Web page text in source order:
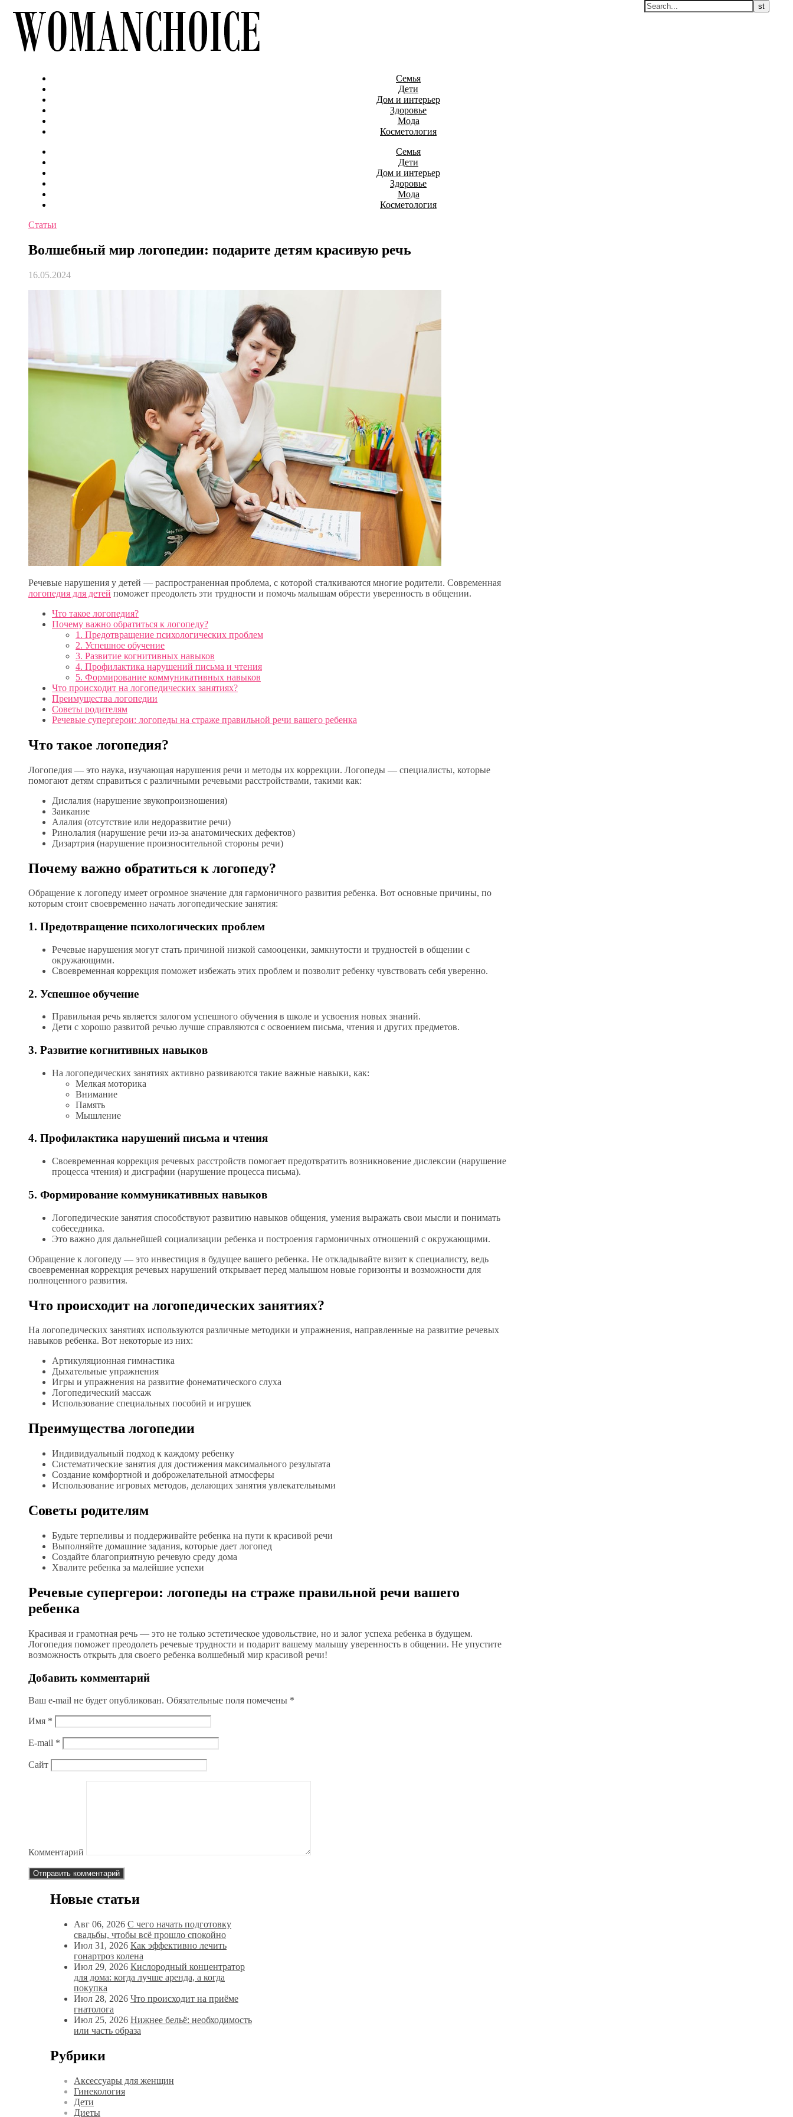
Семья
Дети
Дом и интерьер
Здоровье
Мода
Косметология
Семья
Дети
Дом и интерьер
Здоровье
Мода
Косметология
Статьи
Волшебный мир логопедии: подарите детям красивую речь
16.05.2024
Речевые нарушения у детей — распространенная проблема, с которой сталкиваются многие родители. Современная
логопедия для детей поможет преодолеть эти трудности и помочь малышам обрести уверенность в общении.
Что такое логопедия?
Почему важно обратиться к логопеду?
1. Предотвращение психологических проблем
2. Успешное обучение
3. Развитие когнитивных навыков
4. Профилактика нарушений письма и чтения
5. Формирование коммуникативных навыков
Что происходит на логопедических занятиях?
Преимущества логопедии
Советы родителям
Речевые супергерои: логопеды на страже правильной речи вашего ребенка
Что такое логопедия?
Логопедия — это наука, изучающая нарушения речи и методы их коррекции. Логопеды — специалисты, которые
помогают детям справиться с различными речевыми расстройствами, такими как:
Дислалия (нарушение звукопроизношения)
Заикание
Алалия (отсутствие или недоразвитие речи)
Ринолалия (нарушение речи из-за анатомических дефектов)
Дизартрия (нарушение произносительной стороны речи)
Почему важно обратиться к логопеду?
Обращение к логопеду имеет огромное значение для гармоничного развития ребенка. Вот основные причины, по
которым стоит своевременно начать логопедические занятия:
1. Предотвращение психологических проблем
Речевые нарушения могут стать причиной низкой самооценки, замкнутости и трудностей в общении с
окружающими.
Своевременная коррекция поможет избежать этих проблем и позволит ребенку чувствовать себя уверенно.
2. Успешное обучение
Правильная речь является залогом успешного обучения в школе и усвоения новых знаний.
Дети с хорошо развитой речью лучше справляются с освоением письма, чтения и других предметов.
3. Развитие когнитивных навыков
На логопедических занятиях активно развиваются такие важные навыки, как:
Мелкая моторика
Внимание
Память
Мышление
4. Профилактика нарушений письма и чтения
Своевременная коррекция речевых расстройств помогает предотвратить возникновение дислексии (нарушение
процесса чтения) и дисграфии (нарушение процесса письма).
5. Формирование коммуникативных навыков
Логопедические занятия способствуют развитию навыков общения, умения выражать свои мысли и понимать
собеседника.
Это важно для дальнейшей социализации ребенка и построения гармоничных отношений с окружающими.
Обращение к логопеду — это инвестиция в будущее вашего ребенка. Не откладывайте визит к специалисту, ведь
своевременная коррекция речевых нарушений открывает перед малышом новые горизонты и возможности для
полноценного развития.
Что происходит на логопедических занятиях?
На логопедических занятиях используются различные методики и упражнения, направленные на развитие речевых
навыков ребенка. Вот некоторые из них:
Артикуляционная гимнастика
Дыхательные упражнения
Игры и упражнения на развитие фонематического слуха
Логопедический массаж
Использование специальных пособий и игрушек
Преимущества логопедии
Индивидуальный подход к каждому ребенку
Систематические занятия для достижения максимального результата
Создание комфортной и доброжелательной атмосферы
Использование игровых методов, делающих занятия увлекательными
Советы родителям
Будьте терпеливы и поддерживайте ребенка на пути к красивой речи
Выполняйте домашние задания, которые дает логопед
Создайте благоприятную речевую среду дома
Хвалите ребенка за малейшие успехи
Речевые супергерои: логопеды на страже правильной речи вашего
ребенка
Красивая и грамотная речь — это не только эстетическое удовольствие, но и залог успеха ребенка в будущем.
Логопедия поможет преодолеть речевые трудности и подарит вашему малышу уверенность в общении. Не упустите
возможность открыть для своего ребенка волшебный мир красивой речи!
Добавить комментарий
Ваш e-mail не будет опубликован. Обязательные поля помечены *
Имя *
E-mail *
Сайт
Комментарий
Новые статьи
Авг 06, 2026 С чего начать подготовку
свадьбы, чтобы всё прошло спокойно
Июл 31, 2026 Как эффективно лечить
гонартроз колена
Июл 29, 2026 Кислородный концентратор
для дома: когда лучше аренда, а когда
покупка
Июл 28, 2026 Что происходит на приёме
гнатолога
Июл 25, 2026 Нижнее бельё: необходимость
или часть образа
Рубрики
Аксессуары для женщин
Гинекология
Дети
Диеты